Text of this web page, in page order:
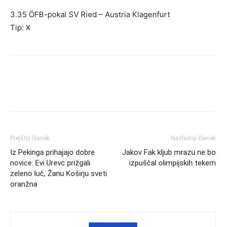
3.35 ÖFB-pokal SV Ried – Austria Klagenfurt
Tip: X
Prejšnji članek
Iz Pekinga prihajajo dobre
novice: Evi Urevc prižgali
zeleno luč, Žanu Koširju sveti
oranžna
Naslednji članek
Jakov Fak kljub mrazu ne bo
izpuščal olimpijskih tekem